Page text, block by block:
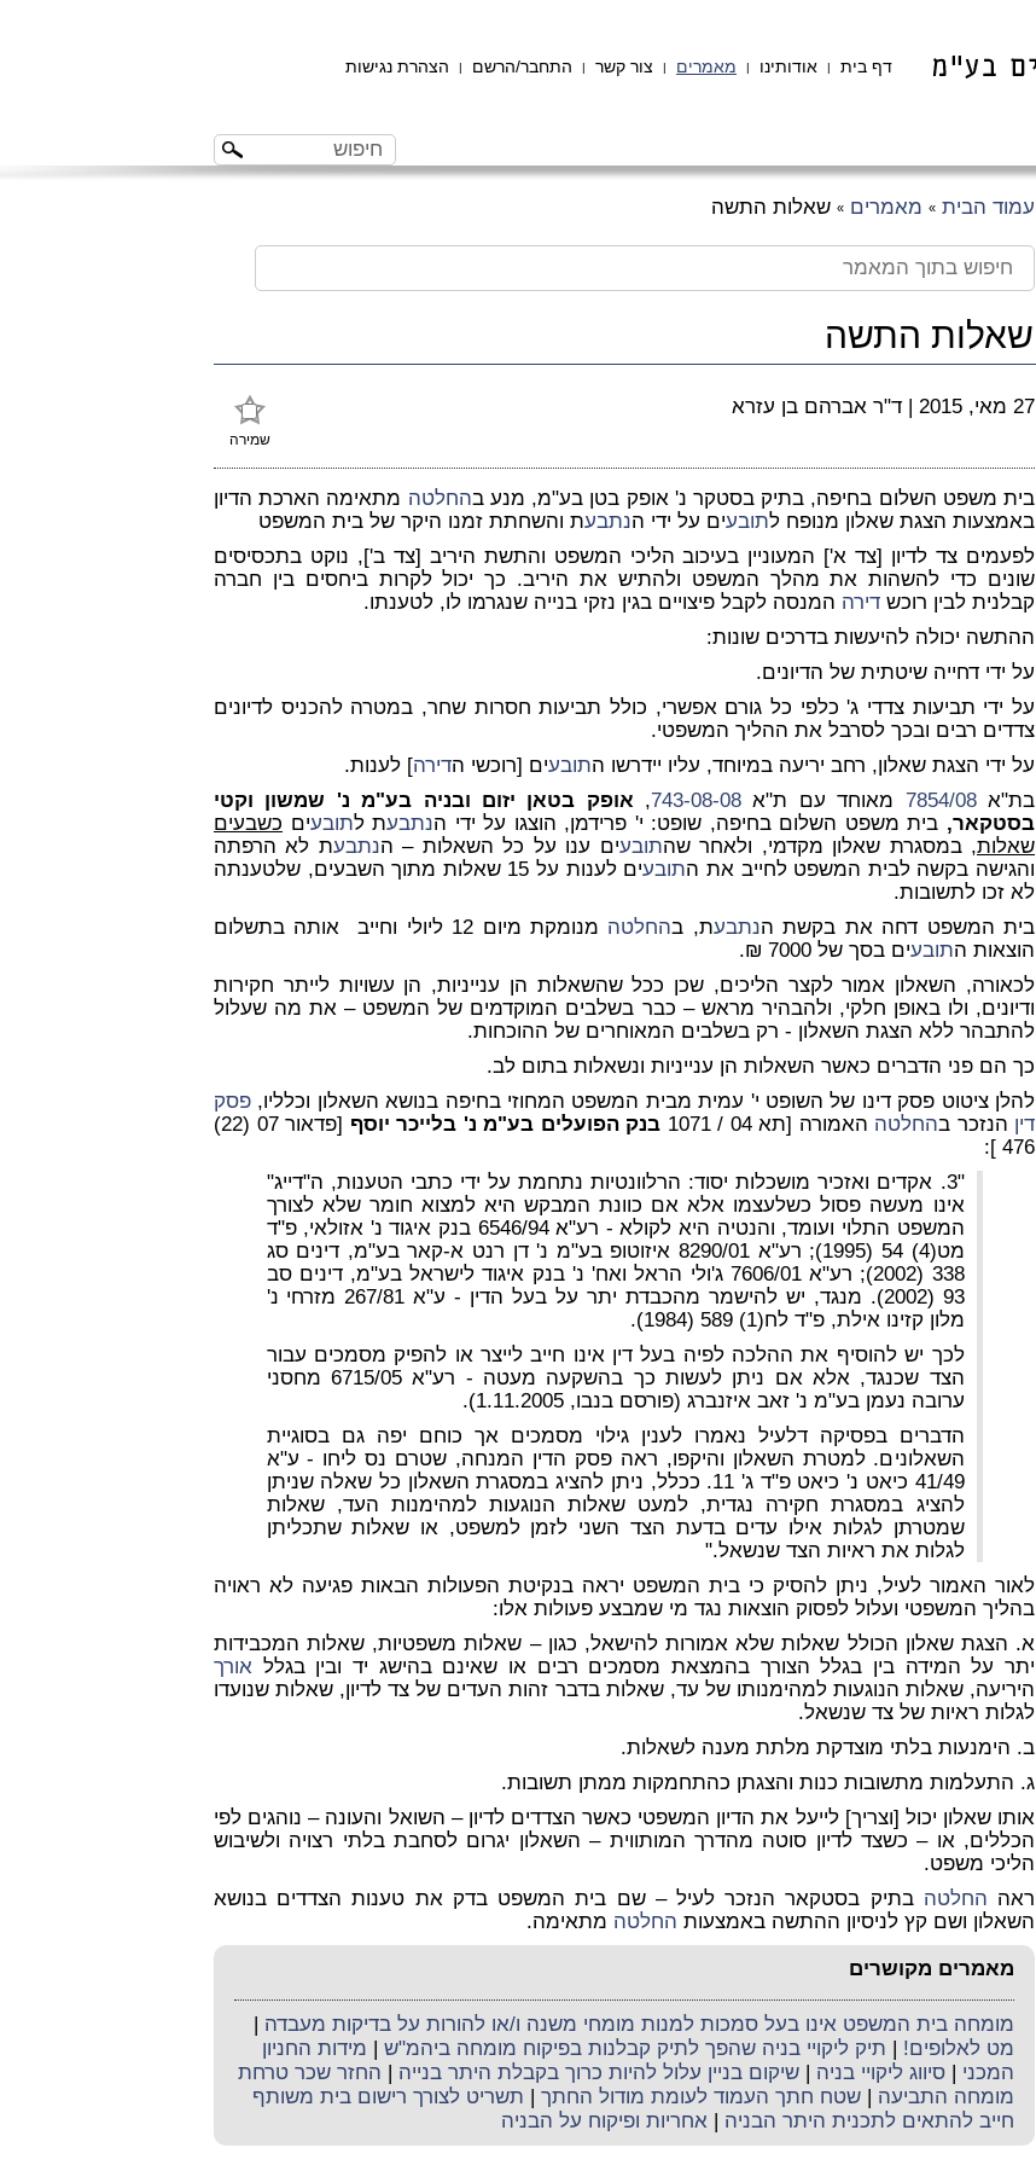
דף בית | אודותינו | מאמרים | צור קשר | התחבר/הרשם | הצהרת נגישות
עמוד הבית » מאמרים » שאלות התשה
שאלות התשה
שמירה
27 מאי, 2015 | ד"ר אברהם בן עזרא
בית משפט השלום בחיפה, בתיק בסטקר נ' אופק בטן בע"מ, מנע בהחלטה מתאימה הארכת הדיון
באמצעות הצגת שאלון מנופח לתובעים על ידי הנתבעת והשחתת זמנו היקר של בית המשפט
לפעמים צד לדיון [צד א'] המעוניין בעיכוב הליכי המשפט והתשת היריב [צד ב'], נוקט בתכסיסים
שונים כדי להשהות את מהלך המשפט ולהתיש את היריב. כך יכול לקרות ביחסים בין חברה
קבלנית לבין רוכש דירה המנסה לקבל פיצויים בגין נזקי בנייה שנגרמו לו, לטענתו.
ההתשה יכולה להיעשות בדרכים שונות:
על ידי דחייה שיטתית של הדיונים.
על ידי תביעות צדדי ג' כלפי כל גורם אפשרי, כולל תביעות חסרות שחר, במטרה להכניס לדיונים
צדדים רבים ובכך לסרבל את ההליך המשפטי.
על ידי הצגת שאלון, רחב יריעה במיוחד, עליו יידרשו התובעים [רוכשי הדירה] לענות.
בת"א7854/08 מאוחד עם ת"א 743-08-08
, אופק בטאן יזום ובניה בע"מ נ' שמשון וקטי
בסטקאר, בית משפט השלום בחיפה, שופט: י' פרידמן, הוצגו על ידי הנתבעת לתובעים כשבעים
שאלות, במסגרת שאלון מקדמי, ולאחר שהתובעים ענו על כל השאלות – הנתבעת לא הרפתה
והגישה בקשה לבית המשפט לחייב את התובע
ים לענות על 15 שאלות מתוך השבעים, שלטענתה
לא זכו לתשובות.
בית המשפט דחה את בקשת הנתבעת, בהחלטה
מנומקת מיום 12 ליולי וחייב אותה בתשלום
הוצאות התובעים בסך של 7000 ₪.
לכאורה, השאלון אמור לקצר הליכים, שכן ככל שהשאלות הן ענייניות, הן עשויות לייתר חקירות
ודיונים, ולו באופן חלקי, ולהבהיר מראש – כבר בשלבים המוקדמים של המשפט – את מה שעלול
להתבהר ללא הצגת השאלון - רק בשלבים המאוחרים של ההוכחות.
כך הם פני הדברים כאשר השאלות הן ענייניות ונשאלות בתום לב.
להלן ציטוט פסק דינו של השופט י' עמית מבית המשפט המחוזי בחיפה בנושא השאלון וכלליו, פסק
דין הנזכר בהחלטה האמורה [תא 04 / 1071 בנק הפועלים בע"מ נ' בלייכר יוסף
[פדאור 07 (22)
476 ]:
"3. אקדים ואזכיר מושכלות יסוד: הרלוונטיות נתחמת על ידי כתבי הטענות, ה"דייג"
אינו מעשה פסול כשלעצמו אלא אם כוונת המבקש היא למצוא חומר שלא לצורך
המשפט התלוי ועומד, והנטיה היא לקולא - רע"א 6546/94 בנק איגוד נ' אזולאי, פ"ד
מט(4) 54 (1995); רע"א 8290/01 איזוטופ בע"מ נ' דן רנט א-קאר בע"מ, דינים סג
338 (2002); רע"א 7606/01 ג'ולי הראל ואח' נ' בנק איגוד לישראל בע"מ, דינים סב
93 (2002). מנגד, יש להישמר מהכבדת יתר על בעל הדין - ע"א 267/81 מזרחי נ'
מלון קזינו אילת, פ"ד לח(1) 589 (1984).
לכך יש להוסיף את ההלכה לפיה בעל דין אינו חייב לייצר או להפיק מסמכים עבור
הצד שכנגד, אלא אם ניתן לעשות כך בהשקעה מעטה - רע"א 6715/05 מחסני
ערובה נעמן בע"מ נ' זאב איזנברג (פורסם בנבו, 1.11.2005).
הדברים בפסיקה דלעיל נאמרו לענין גילוי מסמכים אך כוחם יפה גם בסוגיית
השאלונים. למטרת השאלון והיקפו, ראה פסק הדין המנחה, שטרם נס ליחו - ע"א
41/49 כיאט נ' כיאט פ"ד ג' 11. ככלל, ניתן להציג במסגרת השאלון כל שאלה שניתן
להציג במסגרת חקירה נגדית, למעט שאלות הנוגעות למהימנות העד, שאלות
שמטרתן לגלות אילו עדים בדעת הצד השני לזמן למשפט, או שאלות שתכליתן
לגלות את ראיות הצד שנשאל."
לאור האמור לעיל, ניתן להסיק כי בית המשפט יראה בנקיטת הפעולות הבאות פגיעה לא ראויה
בהליך המשפטי ועלול לפסוק הוצאות נגד מי שמבצע פעולות אלו:
א. הצגת שאלון הכולל שאלות שלא אמורות להישאל, כגון – שאלות משפטיות, שאלות המכבידות
יתר על המידה בין בגלל הצורך בהמצאת מסמכים רבים או שאינם בהישג יד ובין בגלל אורך
היריעה, שאלות הנוגעות למהימנותו של עד, שאלות בדבר זהות העדים של צד לדיון, שאלות שנועדו
לגלות ראיות של צד שנשאל.
ב. הימנעות בלתי מוצדקת מלתת מענה לשאלות.
ג. התעלמות מתשובות כנות והצגתן כהתחמקות ממתן תשובות.
אותו שאלון יכול [וצריך] לייעל את הדיון המשפטי כאשר הצדדים לדיון – השואל והעונה – נוהגים לפי
הכללים, או – כשצד לדיון סוטה מהדרך המותווית – השאלון יגרום לסחבת בלתי רצויה ולשיבוש
הליכי משפט.
ראה החלטה בתיק בסטקאר הנזכר לעיל – שם בית המשפט בדק את טענות הצדדים בנושא
השאלון ושם קץ לניסיון ההתשה באמצעות החלטה מתאימה.
מאמרים מקושרים
מומחה בית המשפט אינו בעל סמכות למנות מומחי משנה ו/או להורות על בדיקות מעבדה |
מט לאלופים! | תיק ליקויי בניה שהפך לתיק קבלנות בפיקוח מומחה ביהמ"ש | מידות החניון
המכני | סיווג ליקויי בניה | שיקום בניין עלול להיות כרוך בקבלת היתר בנייה | החזר שכר טרחת
מומחה התביעה | שטח חתך העמוד לעומת מודול החתך | תשריט לצורך רישום בית משותף
חייב להתאים לתכנית היתר הבניה | אחריות ופיקוח על הבניה